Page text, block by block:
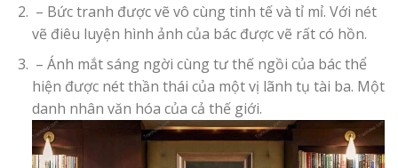
– Bức tranh được vẽ vô cùng tinh tế và tỉ mỉ. Với nét
vẽ điêu luyện hình ảnh của bác được vẽ rất có hồn.
– Ánh mắt sáng ngời cùng tư thế ngồi của bác thể
hiện được nét thần thái của một vị lãnh tụ tài ba. Một
danh nhân văn hóa của cả thế giới.